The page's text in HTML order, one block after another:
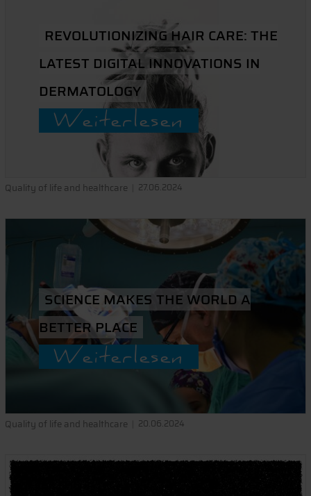
REVOLUTIONIZING HAIR CARE: THE
LATEST DIGITAL INNOVATIONS IN
DERMATOLOGY
Weiterlesen
Quality of life and healthcare 27.06.2024
SCIENCE MAKES THE WORLD A
BETTER PLACE
Weiterlesen
Quality of life and healthcare 20.06.2024